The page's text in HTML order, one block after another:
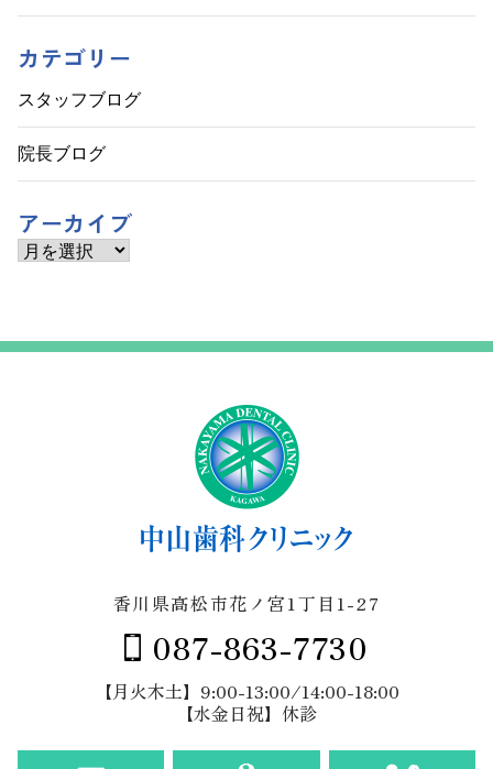
カテゴリー
スタッフブログ
院長ブログ
アーカイブ
ア
ー
香川県高松市花ノ宮1丁目1-27
087-863-7730
【月火木土】9:00-13:00/14:00-18:00
【水金日祝】休診